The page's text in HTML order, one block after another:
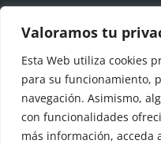
Valoramos tu
Esta Web utiliza cookies
para su funcionamiento,
navegación. Asimismo,
con funcionalidades
más información, acceda
DATOS
Ayto. de
C/Fuente del